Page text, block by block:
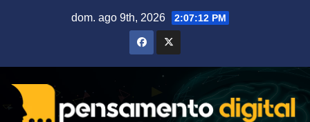
dom. ago 9th, 2026 2:07:14 PM